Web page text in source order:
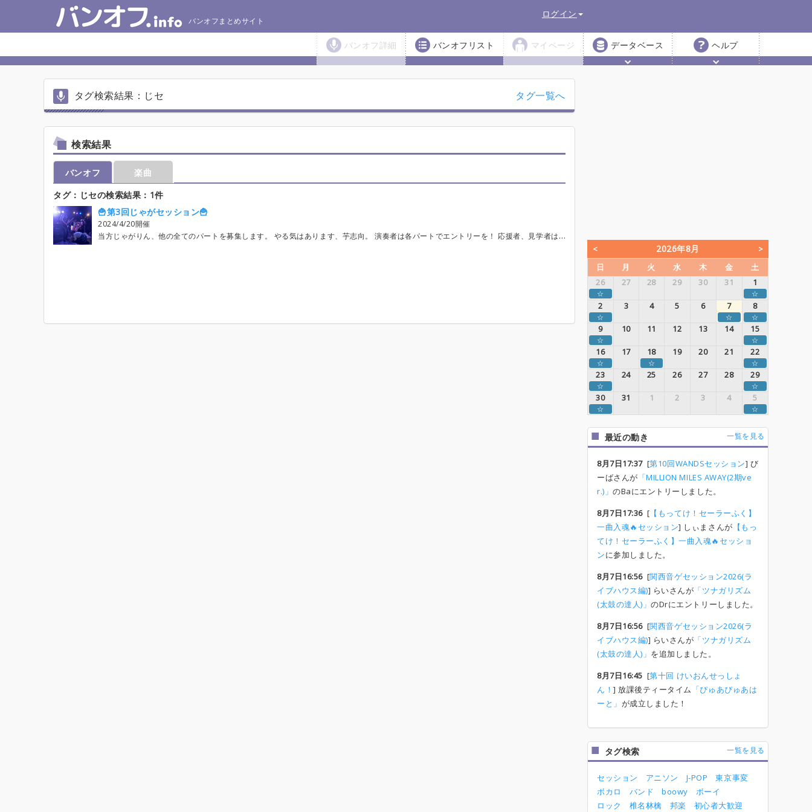
バンオフまとめサイト
ログイン
バンオフ詳細 バンオフリスト マイページ データベース ヘルプ
タグ検索結果：じセ タグ一覧へ
検索結果
バンオフ
楽曲
タグ：じセの検索結果：1件
🍟第3回じゃがセッション🍟
2024/4/20開催
当方じゃがりん、他の全てのパートを募集します。 やる気はあります、芋志向。 演奏者は各パートでエントリーを！ 応援者、見学者はotherでエントリーを！ みんなで作り上げる手作りセッション！ お手伝いよろしくお願いします🍟 連絡先 じゃがりん @jagarinxxx 以下の説明を読んでぜひぜひ参加ください( Ꙭ ) 3/21現在の予定です。 変更があれば随時更新させていただきます。 【当日の流れ】 15:30 集合、受付 16:00 オープンDJスタート (ゲスト:ヤマタクさん@ymtk_vocDr ) 16:30 セッションスタート 20:00 セッション終了(15曲演奏予定) ※1曲あたり15分。 1コーラス音量チェック→MC→本番です。 20:30 完全撤収 ※打ち上げ未定です 【料金】 参加費2500円+1ドリンク(600円) ※30人集まればこの値段です。 30人以上集まれば！2500円から安くなります！ ご協力よろしくお願いします！！！！！！ 【エントリーの注意】 ①まずじゃがりんがありったけ曲を入れます。 ②全パートが揃ったら成立となります。先着15曲。 ③万が一曲を追加したい場合は1曲入魂でどうぞ！ ボーカルは全部じゃがりん…と言いたいところですが、 第3回にして、ゲストボーカル制を取り入れます。 私以外のボーカルの方はコーラスでエントリーしてください。コーラスや合いの手で私が入れるような曲を選んでもらえたら嬉しいです。 キャンセルの場合は「譲渡可」に変更いただき、掲示板でご相談ください！1ヶ月しか期間がないので、エントリーは慎重に… 【最後に】 突然すいません。今回はライブハウスでセッションします。中津のステップホールさんです。キャパ100人です。なんで1ヶ月前やねん！って？急にイベントが飛んだらしいですよ。それなら私がやるしかないじゃないですか。ねぇ？ 久しぶりの主催なので、当日の運営も、気遣いも、今までみたいにできるかわかりません。期間も1ヶ月で、ご迷惑おかけしますが、協力していただけたら嬉しいです。 ご不明点、不安なことなどありましたらお気軽にじゃがりんまで…！🍟
2026年8月
日 月 火 水 木 金
土
26
27 28 29 30 31 1
☆ ☆
2 3 4 5 6 7 8
☆ ☆ ☆
9 10 11 12 13 14 15
☆ ☆
16 17 18 19 20 21 22
☆ ☆ ☆
23 24 25 26 27 28 29
☆ ☆
30 31 1 2 3 4 5
☆ ☆
最近の動き 一覧を見る
8月7日17:37[第10回WANDSセッション] び
ーばさんが 「MILLION MILES AWAY(2期ve
r.)」のBaにエントリーしました。
8月7日17:36[ 【もってけ！セーラーふく】
一曲入魂🔥セッション] しぃまさんが 【もっ
てけ！セーラーふく】一曲入魂🔥セッショ
ンに参加しました。
8月7日16:56[関西音ゲセッション2026(ラ
イブハウス編)] らいさんが 「ツナガリズム
(太鼓の達人)」のDrにエントリーしました。
8月7日16:56[関西音ゲセッション2026(ラ
イブハウス編)] らいさんが 「ツナガリズム
(太鼓の達人)」 を追加しました。
8月7日16:45 [第十回 けいおんせっしょ
ん！] 放課後ティータイム 「ぴゅあぴゅあは
ーと」 が成立しました！
タグ検索 一覧を見る
セッション アニソン J-POP
東京事変
ボカロ
バンド boowy
ボーイ
ロック
椎名林檎 邦楽 初心者大歓迎